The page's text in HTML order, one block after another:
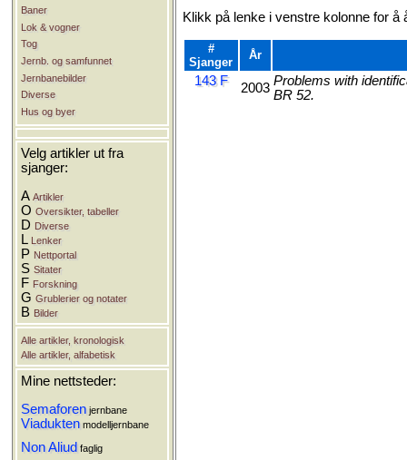
Baner
Lok & vogner
Tog
Jernb. og samfunnet
Jernbanebilder
Diverse
Hus og byer
Velg artikler ut fra
sjanger:
AArtikler
OOversikter, tabeller
D Diverse
L Lenker
P Nettportal
SSitater
F Forskning
GGrublerier og notater
B Bilder
Alle artikler, kronologisk
Alle artikler, alfabetisk
Mine nettsteder:
Semaforen jernbane
Viadukten modelljernbane
Non Aliud faglig
Klikk på lenke i venstre kolonne for å
#
Sjanger
År
143 F 2003 Problems with
BR 52.